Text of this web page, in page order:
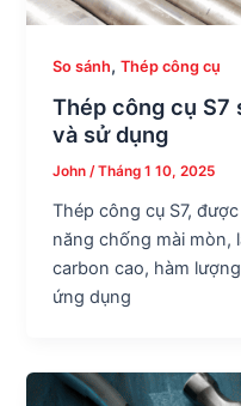
So sánh,Thép công cụ
Thép công cụ S7
và sử dụng
John/Tháng 1 10, 2025
Thép công cụ S7,
năng chống mài mòn,
carbon cao, hàm
ứng dụng